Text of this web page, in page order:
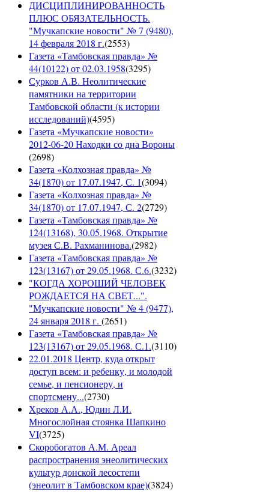
ДИСЦИПЛИНИРОВАННОСТЬ
ПЛЮС ОБЯЗАТЕЛЬНОСТЬ.
"Мучкапские новости" № 7 (9480),
14 февраля 2018 г.(2553)
Газета «Тамбовская правда» №
44(10122) от 02.03.1958(3295)
Сурков А.В. Неолитические
памятники на территории
Тамбовской области (к истории
исследований)(4595)
Газета «Мучкапские новости»
2012-06-20 Находки со дна Вороны
(2698)
Газета «Колхозная правда» №
34(1870) от 17.07.1947, С. 1(3094)
Газета «Колхозная правда» №
34(1870) от 17.07.1947, С. 2(2729)
Газета «Тамбовская правда» №
124(13168), 30.05.1968. Открытие
музея С.В. Рахманинова.(2982)
Газета «Тамбовская правда» №
123(13167) от 29.05.1968. С.6.(3232)
"КОГДА ХОРОШИЙ ЧЕЛОВЕК
РОЖДАЕТСЯ НА СВЕТ...".
"Мучкапские новости" № 4 (9477),
24 января 2018 г. (2651)
Газета «Тамбовская правда» №
123(13167) от 29.05.1968. С.1.(3110)
22.01.2018 Центр, куда открыт
доступ всем: и ребенку, и молодой
семье, и пенсионеру, и
спортсмену...(2730)
Хреков А.А., Юдин Л.И.
Многослойная стоянка Шапкино
VI(3725)
Скоробогатов А.М. Ареал
распространения энеолитических
культур донской лесостепи
(энеолит в Тамбовском крае)(3824)